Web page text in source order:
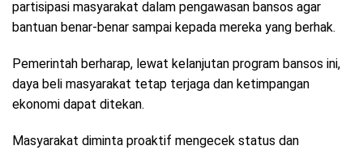
partisipasi masyarakat dalam pengawasan bansos agar
bantuan benar-benar sampai kepada mereka yang berhak.
Pemerintah berharap, lewat kelanjutan program bansos ini,
daya beli masyarakat tetap terjaga dan ketimpangan
ekonomi dapat ditekan.
Masyarakat diminta proaktif mengecek status dan